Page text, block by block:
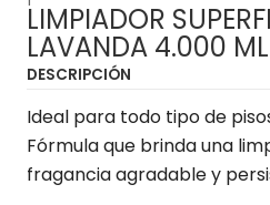
LIMPIADOR
LAVANDA 4.000
DESCRIPCIÓN
Ideal para todo tipo de
Fórmula que brinda una
fragancia agradable y